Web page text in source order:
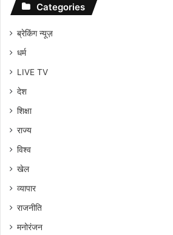
Categories
ब्रेकिंग न्यूज़
धर्म
LIVE TV
देश
शिक्षा
राज्य
विश्व
खेल
व्यापार
राजनीति
मनोरंजन